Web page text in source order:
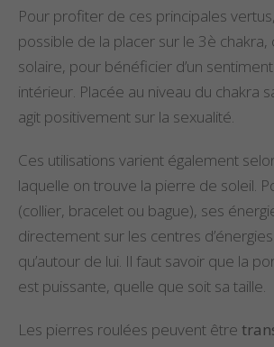
Pour profiter de ces principales
possible de la placer sur le 3è chakra,
solaire, pour bénéficier d’un
intérieur. Placée au niveau du chakra
agit positivement sur la sexualité.
Ces utilisations varient également
laquelle on trouve la pierre de soleil.
(collier, bracelet ou bague), ses
directement sur les centres
qu’autour de lui. Il faut savoir que la
est puissante, quelle que soit sa taille.
Les pierres roulées peuvent être